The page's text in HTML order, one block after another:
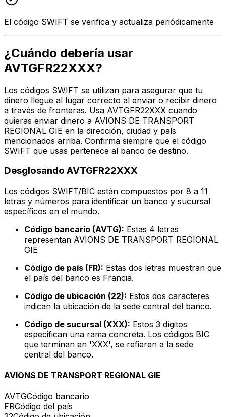
El código SWIFT se verifica y actualiza periódicamente
¿Cuándo debería usar
AVTGFR22XXX?
Los códigos SWIFT se utilizan para asegurar que tu
dinero llegue al lugar correcto al enviar o recibir dinero
a través de fronteras. Usa AVTGFR22XXX cuando
quieras enviar dinero a AVIONS DE TRANSPORT
REGIONAL GIE en la dirección, ciudad y país
mencionados arriba. Confirma siempre que el código
SWIFT que usas pertenece al banco de destino.
Desglosando AVTGFR22XXX
Los códigos SWIFT/BIC están compuestos por 8 a 11
letras y números para identificar un banco y sucursal
específicos en el mundo.
Código bancario (AVTG): Estas 4 letras
representan AVIONS DE TRANSPORT REGIONAL
GIE
Código de país (FR): Estas dos letras muestran que
el país del banco es Francia.
Código de ubicación (22): Estos dos caracteres
indican la ubicación de la sede central del banco.
Código de sucursal (XXX): Estos 3 dígitos
especifican una rama concreta. Los códigos BIC
que terminan en 'XXX', se refieren a la sede
central del banco.
AVIONS DE TRANSPORT REGIONAL GIE
AVTGCódigo bancario
FRCódigo del país